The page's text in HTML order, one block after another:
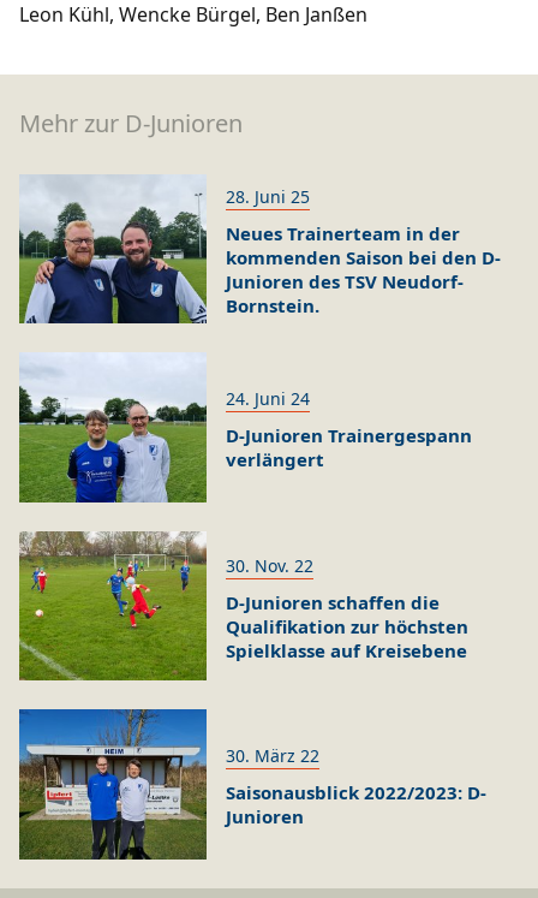
Leon Kühl, Wencke Bürgel, Ben Janßen
Mehr zur D-Junioren
28. Juni 25
Neues Trainerteam in der
kommenden Saison bei den D-
Junioren des TSV Neudorf-
Bornstein.
24. Juni 24
D-Junioren Trainergespann
verlängert
30. Nov. 22
D-Junioren schaffen die
Qualifikation zur höchsten
Spielklasse auf Kreisebene
30. März 22
Saisonausblick 2022/2023: D-
Junioren